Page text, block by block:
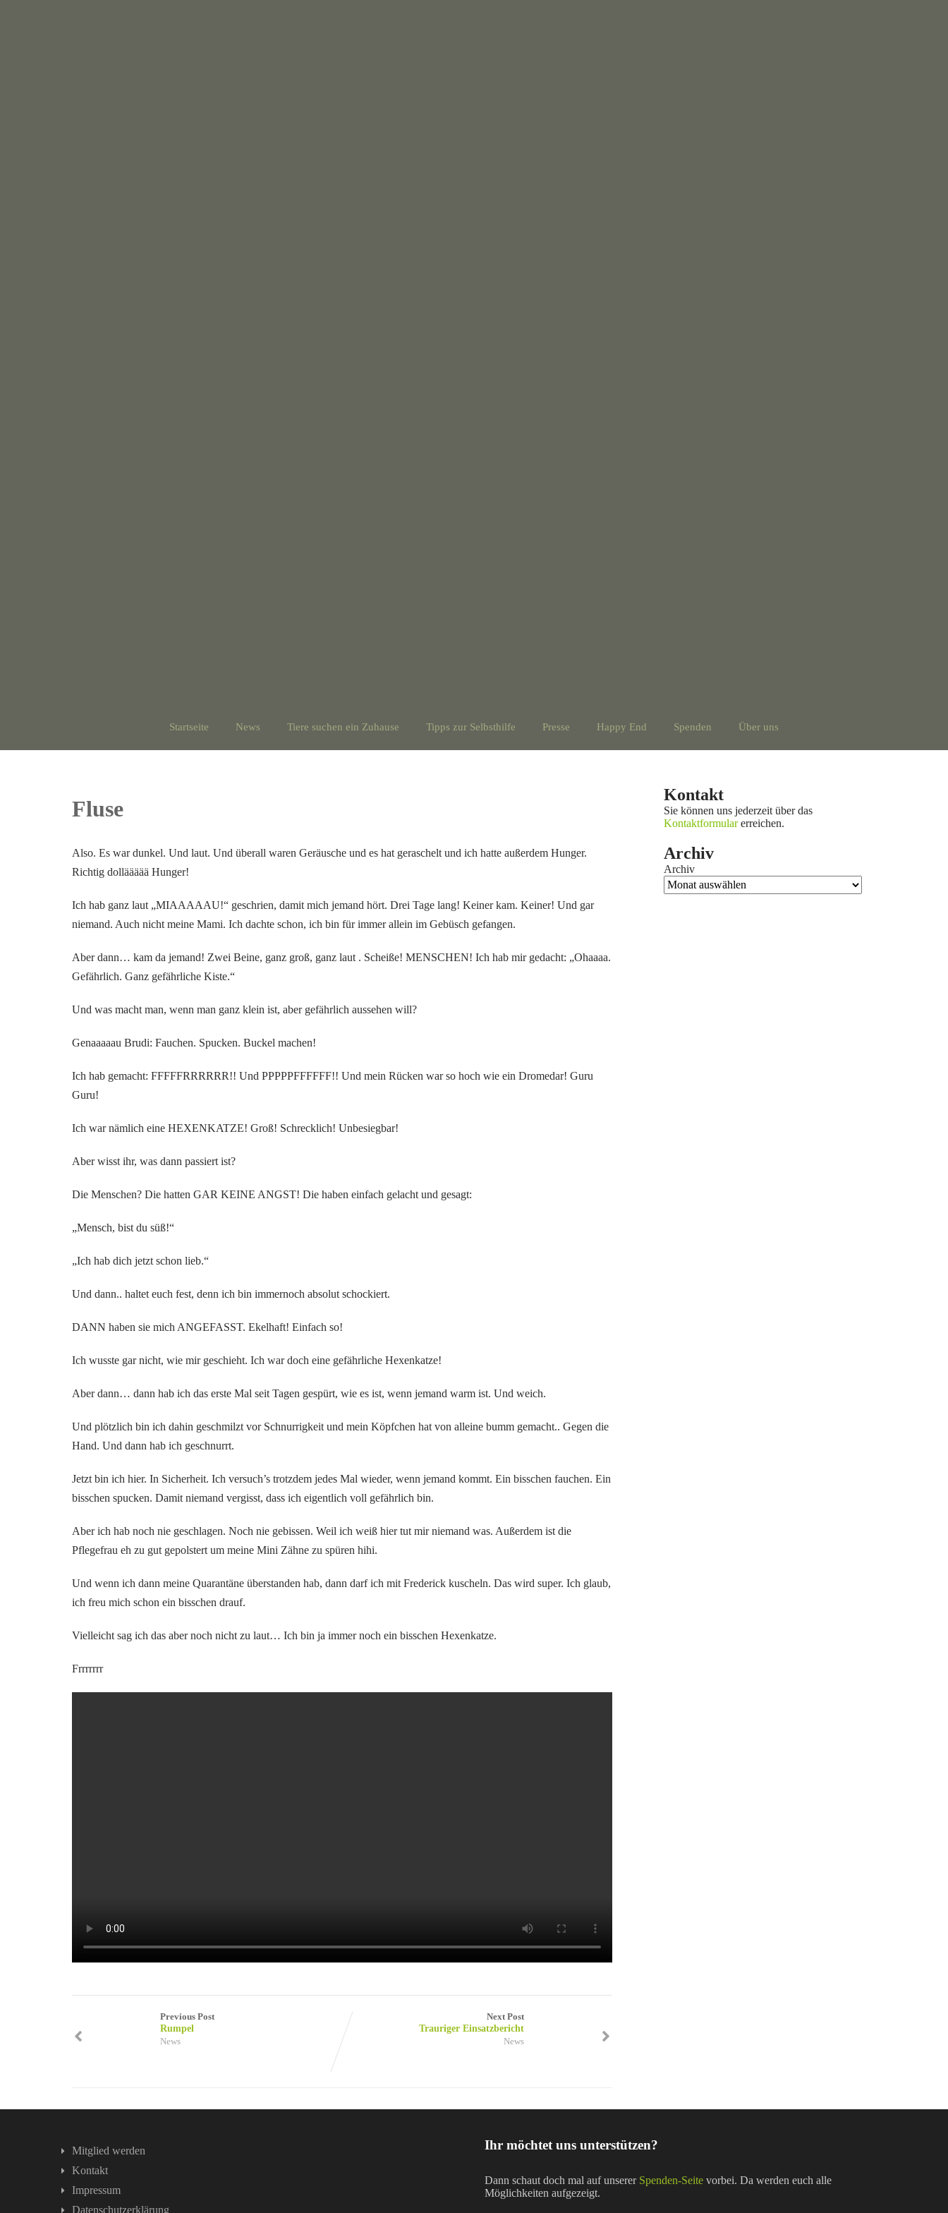
Startseite News Tiere suchen ein Zuhause Tipps zur Selbsthilfe Presse Happy End Spenden Über uns
Fluse
Also. Es war dunkel. Und laut. Und überall waren Geräusche und es hat geraschelt und ich hatte außerdem Hunger.
Richtig dolläääää Hunger!
Ich hab ganz laut „MIAAAAAU!“ geschrien, damit mich jemand hört. Drei Tage lang! Keiner kam. Keiner! Und gar
niemand. Auch nicht meine Mami. Ich dachte schon, ich bin für immer allein im Gebüsch gefangen.
Aber dann… kam da jemand! Zwei Beine, ganz groß, ganz laut . Scheiße! MENSCHEN! Ich hab mir gedacht: „Ohaaaa.
Gefährlich. Ganz gefährliche Kiste.“
Und was macht man, wenn man ganz klein ist, aber gefährlich aussehen will?
Genaaaaau Brudi: Fauchen. Spucken. Buckel machen!
Ich hab gemacht: FFFFFRRRRRR!! Und PPPPPFFFFFF!! Und mein Rücken war so hoch wie ein Dromedar! Guru
Guru!
Ich war nämlich eine HEXENKATZE! Groß! Schrecklich! Unbesiegbar!
Aber wisst ihr, was dann passiert ist?
Die Menschen? Die hatten GAR KEINE ANGST! Die haben einfach gelacht und gesagt:
„Mensch, bist du süß!“
„Ich hab dich jetzt schon lieb.“
Und dann.. haltet euch fest, denn ich bin immernoch absolut schockiert.
DANN haben sie mich ANGEFASST. Ekelhaft! Einfach so!
Ich wusste gar nicht, wie mir geschieht. Ich war doch eine gefährliche Hexenkatze!
Aber dann… dann hab ich das erste Mal seit Tagen gespürt, wie es ist, wenn jemand warm ist. Und weich.
Und plötzlich bin ich dahin geschmilzt vor Schnurrigkeit und mein Köpfchen hat von alleine bumm gemacht.. Gegen die
Hand. Und dann hab ich geschnurrt.
Jetzt bin ich hier. In Sicherheit. Ich versuch’s trotzdem jedes Mal wieder, wenn jemand kommt. Ein bisschen fauchen. Ein
bisschen spucken. Damit niemand vergisst, dass ich eigentlich voll gefährlich bin.
Aber ich hab noch nie geschlagen. Noch nie gebissen. Weil ich weiß hier tut mir niemand was. Außerdem ist die
Pflegefrau eh zu gut gepolstert um meine Mini Zähne zu spüren hihi.
Und wenn ich dann meine Quarantäne überstanden hab, dann darf ich mit Frederick kuscheln. Das wird super. Ich glaub,
ich freu mich schon ein bisschen drauf.
Vielleicht sag ich das aber noch nicht zu laut… Ich bin ja immer noch ein bisschen Hexenkatze.
Frrrrrrr
Previous Post
Rumpel
News
Next Post
Trauriger Einsatzbericht
News
Kontakt
Sie können uns jederzeit über das
Kontaktformularerreichen.
Archiv
Archiv
Mitglied werden
Kontakt
Impressum
Datenschutzerklärung
Ihr möchtet uns unterstützen?
Dann schaut doch mal auf unserer Spenden-Seite vorbei. Da werden euch alle
Möglichkeiten aufgezeigt.